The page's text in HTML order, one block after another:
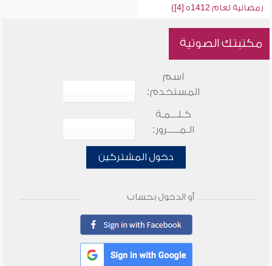
رمضانية لعام 1412ه [4])
مكتبتك الصوتية
اسم
المستخدم:
كـلـــمـة
الـمـــــرور:
دخول المشتركين
أو الدخول بحساب